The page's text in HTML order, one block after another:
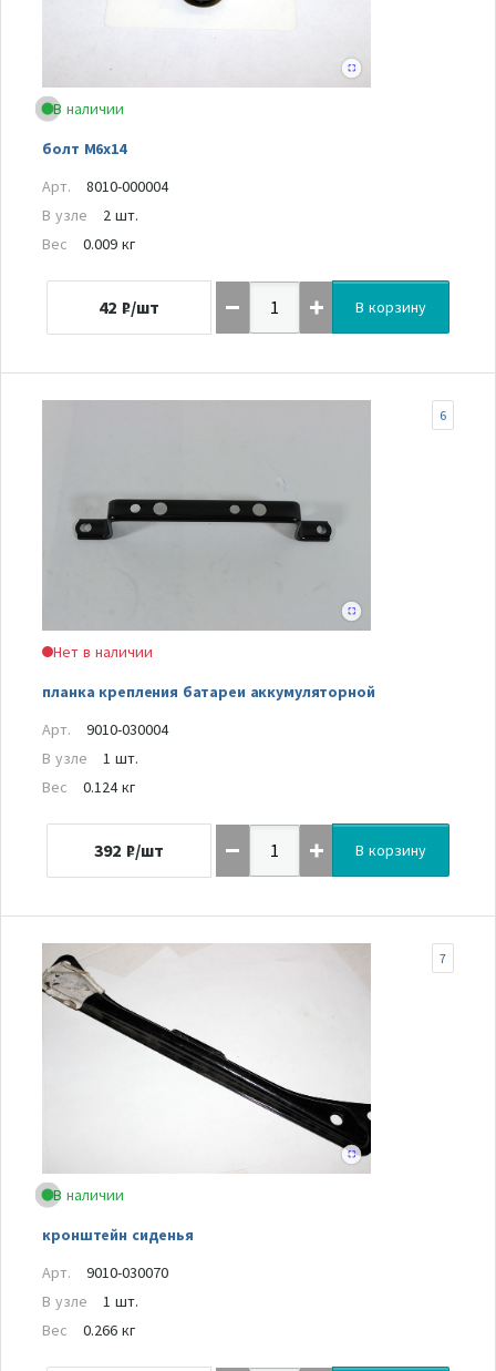
В наличии
болт М6х14
Арт.
8010-000004
В узле
2 шт.
Вес
0.009 кг
42 ₽/шт В корзину
Нет в наличии
планка крепления батареи аккумуляторной
6
Арт.
9010-030004
В узле
1 шт.
Вес
0.124 кг
392 ₽/шт В корзину
В наличии
кронштейн сиденья
7
Арт.
9010-030070
В узле
1 шт.
Вес
0.266 кг